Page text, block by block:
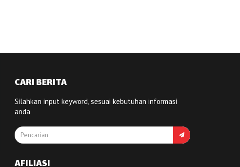
CARI BERITA
Silahkan input keyword, sesuai kebutuhan informasi
anda